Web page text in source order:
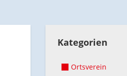
Kategorien
Ortsverein